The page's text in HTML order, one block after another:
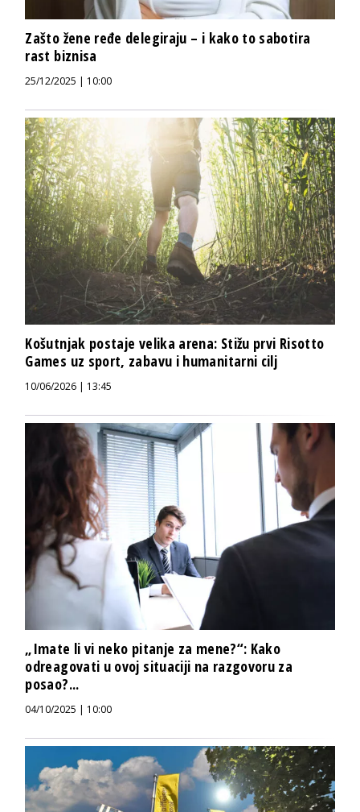
Zašto žene ređe delegiraju – i kako to sabotira
rast biznisa
25/12/2025 | 10:00
Košutnjak postaje velika arena: Stižu prvi Risotto
Games uz sport, zabavu i humanitarni cilj
10/06/2026 | 13:45
„Imate li vi neko pitanje za mene?“: Kako
odreagovati u ovoj situaciji na razgovoru za
posao?...
04/10/2025 | 10:00